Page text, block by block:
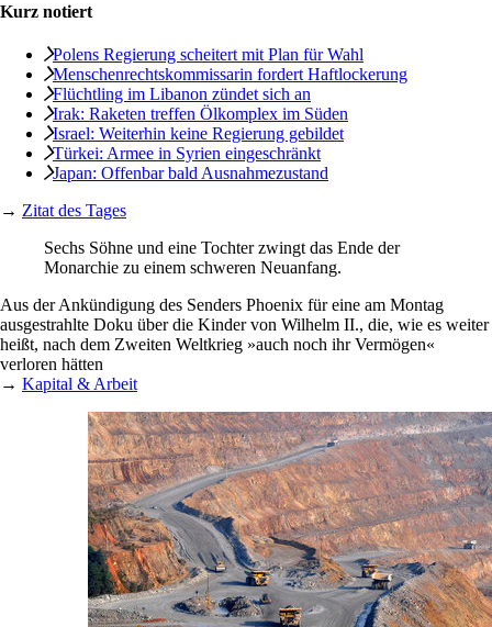
Kurz notiert
Polens Regierung scheitert mit Plan für Wahl
Menschenrechtskommissarin fordert Haftlockerung
Flüchtling im Libanon zündet sich an
Irak: Raketen treffen Ölkomplex im Süden
Israel: Weiterhin keine Regierung gebildet
Türkei: Armee in Syrien eingeschränkt
Japan: Offenbar bald Ausnahmezustand
→ Zitat des Tages
Sechs Söhne und eine Tochter zwingt das Ende der
Monarchie zu einem schweren Neuanfang.
Aus der Ankündigung des Senders Phoenix für eine am Montag
ausgestrahlte Doku über die Kinder von Wilhelm II., die, wie es weiter
heißt, nach dem Zweiten Weltkrieg »auch noch ihr Vermögen«
verloren hätten
→ Kapital & Arbeit